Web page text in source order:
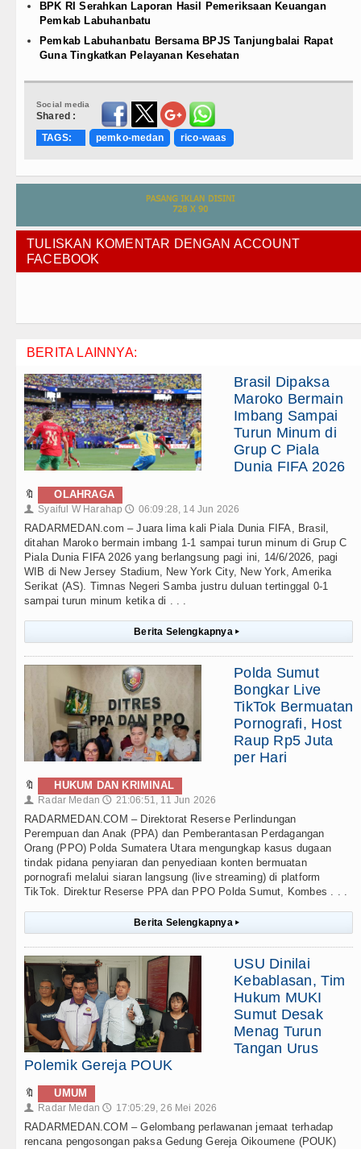
BPK RI Serahkan Laporan Hasil Pemeriksaan Keuangan
Pemkab Labuhanbatu
Pemkab Labuhanbatu Bersama BPJS Tanjungbalai Rapat
Guna Tingkatkan Pelayanan Kesehatan
Social media
Shared :
TAGS:
pemko-medan rico-waas
TULISKAN KOMENTAR DENGAN ACCOUNT
FACEBOOK
BERITA LAINNYA:
Brasil Dipaksa
Maroko Bermain
Imbang Sampai
Turun Minum di
Grup C Piala
Dunia FIFA 2026
🔖 OLAHRAGA
👤 Syaiful W Harahap 🕔 06:09:28, 14 Jun 2026
RADARMEDAN.com – Juara lima kali Piala Dunia FIFA, Brasil,
ditahan Maroko bermain imbang 1-1 sampai turun minum di Grup C
Piala Dunia FIFA 2026 yang berlangsung pagi ini, 14/6/2026, pagi
WIB di New Jersey Stadium, New York City, New York, Amerika
Serikat (AS). Timnas Negeri Samba justru duluan tertinggal 0-1
sampai turun minum ketika di . . .
Berita Selengkapnya ▸
Polda Sumut
Bongkar Live
TikTok Bermuatan
Pornografi, Host
Raup Rp5 Juta
per Hari
🔖 HUKUM DAN KRIMINAL
👤 Radar Medan 🕔 21:06:51, 11 Jun 2026
RADARMEDAN.COM – Direktorat Reserse Perlindungan
Perempuan dan Anak (PPA) dan Pemberantasan Perdagangan
Orang (PPO) Polda Sumatera Utara mengungkap kasus dugaan
tindak pidana penyiaran dan penyediaan konten bermuatan
pornografi melalui siaran langsung (live streaming) di platform
TikTok. Direktur Reserse PPA dan PPO Polda Sumut, Kombes . . .
Berita Selengkapnya ▸
USU Dinilai
Kebablasan, Tim
Hukum MUKI
Sumut Desak
Menag Turun
Tangan Urus
Polemik Gereja POUK
🔖 UMUM
👤 Radar Medan 🕔 17:05:29, 26 Mei 2026
RADARMEDAN.COM – Gelombang perlawanan jemaat terhadap
rencana pengosongan paksa Gedung Gereja Oikoumene (POUK)